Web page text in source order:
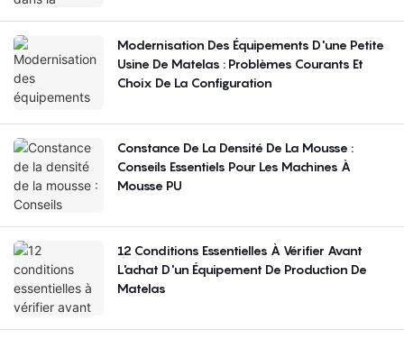
Modernisation Des Équipements D'une Petite
Usine De Matelas : Problèmes Courants Et
Choix De La Configuration
Constance De La Densité De La Mousse :
Conseils Essentiels Pour Les Machines À
Mousse PU
12 Conditions Essentielles À Vérifier Avant
L'achat D'un Équipement De Production De
Matelas